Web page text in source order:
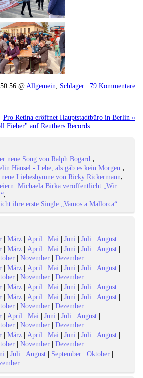
@ Allgemein Schlager | 79 Kommentare
Pro Retina eröffnet Hauptstadtbüro in Berlin »
Fieber" auf Reuthers Records
neue Song von Ralph Bogard
Hänsel - Lebe, als gäb es kein Morgen
Liebeshymne von Ricky Rickermann
Michaela Birka veröffentlicht „Wir
ihre erste Single „Vamos a Mallorca“
|März |April |Mai |Juni |Juli |August
|März |April |Mai |Juni |Juli |August |
|November |Dezember
|März |April |Mai |Juni |Juli |August |
|November |Dezember
|März |April |Mai |Juni |Juli |August
|März |April |Mai |Juni |Juli |August |
|November |Dezember
|April |Mai |Juni |Juli |August |
|November |Dezember
|März |April |Mai |Juni |Juli |August |
|November |Dezember
|Juli |August | September |Oktober |